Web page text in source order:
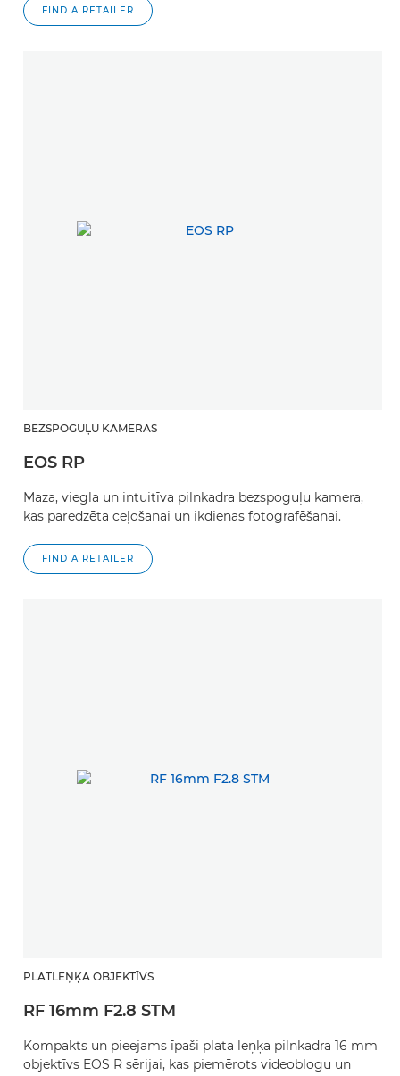
FIND A RETAILER
BEZSPOGUĻU KAMERAS
EOS RP
Maza, viegla un intuitīva pilnkadra bezspoguļu kamera,
kas paredzēta ceļošanai un ikdienas fotografēšanai.
FIND A RETAILER
PLATLEŅĶA OBJEKTĪVS
RF 16mm F2.8 STM
Kompakts un pieejams īpaši plata leņķa pilnkadra 16 mm
objektīvs EOS R sērijai, kas piemērots videoblogu un